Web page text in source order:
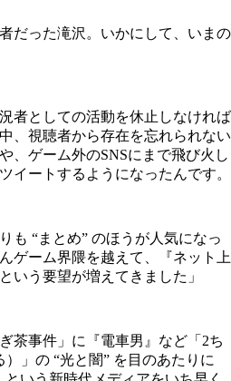
だった滝沢。いかにして、いまの
者としての活動を休止しなければ
、視聴者から存在を忘れられない
、ゲーム外のSNSにまで飛び火し
イートするようになったんです。
も “まとめ” のほうが人気になっ
ゲーム界隈を越えて、『ネット上
いう要望が増えてきました」
茶事件」に『電車男』など「2ち
」の “光と闇” を目のあたりに